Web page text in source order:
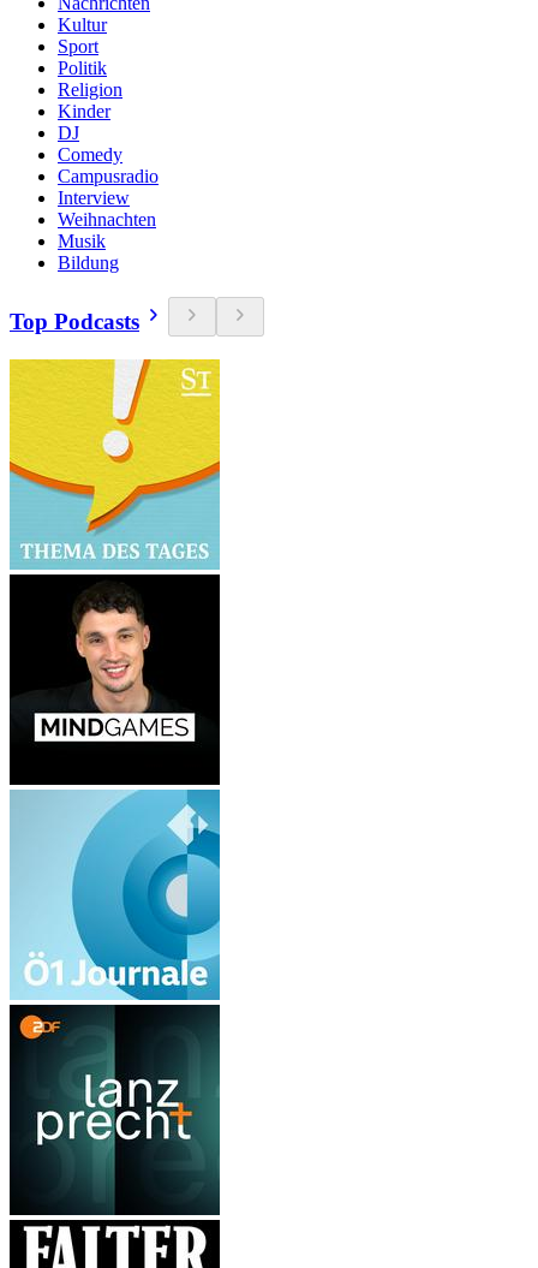
Kultur
Sport
Politik
Religion
Kinder
DJ
Comedy
Campusradio
Interview
Weihnachten
Musik
Bildung
Top Podcasts